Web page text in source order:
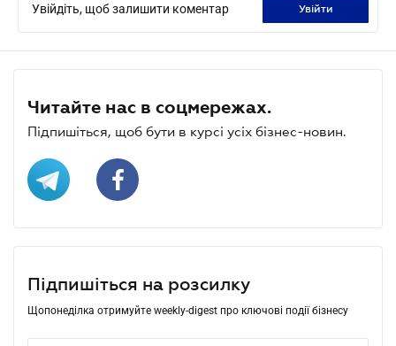
Увійдіть, щоб залишити коментар увійти
Читайте нас в соцмережах.
Підпишіться, щоб бути в курсі усіх бізнес-новин.
Підпишіться на розсилку
Щопонеділка отримуйте weekly-digest про ключові події бізнесу